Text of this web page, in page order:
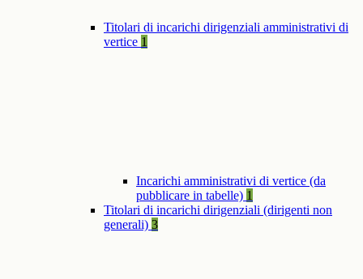
Titolari di incarichi dirigenziali amministrativi di
vertice 1
Incarichi amministrativi di vertice (da
pubblicare in tabelle) 1
Titolari di incarichi dirigenziali (dirigenti non
generali) 3